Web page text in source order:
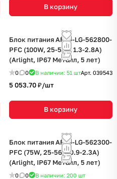
В корзину
Блок питания ARPJ-LG-562800-
PFC (100W, 25-56V, 1.3-2.8A)
(Arlight, IP67 Металл, 5 лет)
0 0 В наличии: 51 штАрт. 039543
5 053.70 ₽/шт
В корзину
Блок питания ARPJ-LG-562300-
PFC (75W, 25-56V, 0.9-2.3A)
(Arlight, IP67 Металл, 5 лет)
0 0 В наличии: 200 шт